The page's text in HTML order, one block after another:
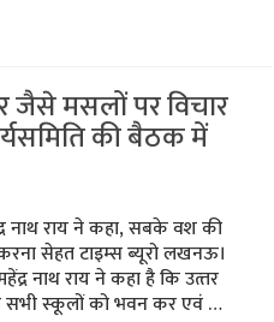
मसलों पर विचार
की बैठक में
नाथ राय ने कहा, सबके वश की
सेहत टाइम्‍स ब्‍यूरो लखनऊ।
नाथ राय ने कहा है कि उत्‍तर
सभी स्‍कूलों को भवन कर एवं …